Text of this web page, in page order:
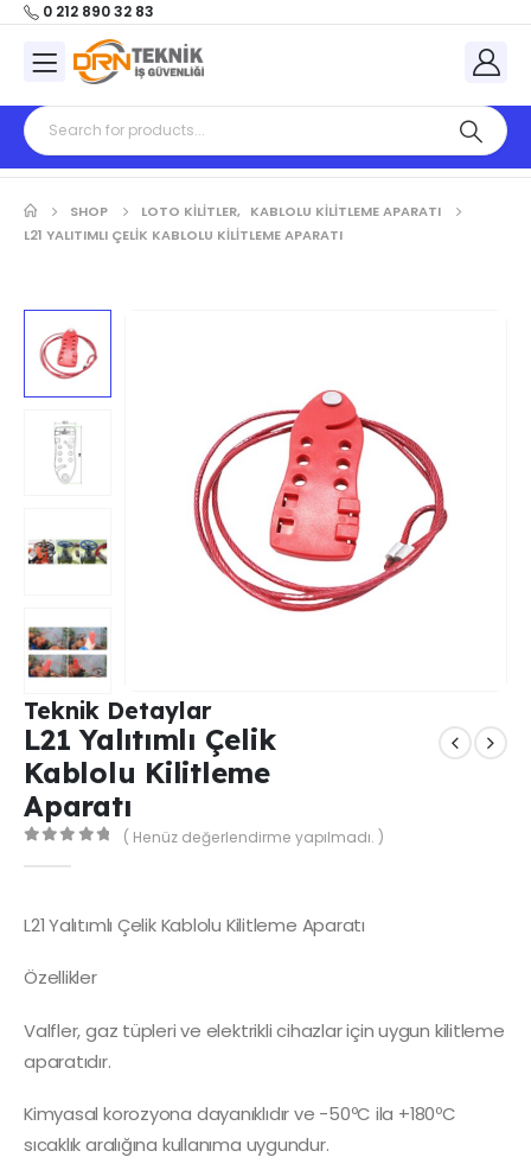
0 212 890 32 83
SHOP LOTO KİLİTLER, KABLOLU KILITLEME APARATI
L21 YALITIMLI ÇELIK KABLOLU KILITLEME APARATI
Teknik Detaylar
L21 Yalıtımlı Çelik
Kablolu Kilitleme
Aparatı
( Henüz değerlendirme yapılmadı. )
L21 Yalıtımlı Çelik Kablolu Kilitleme Aparatı
Özellikler
Valfler, gaz tüpleri ve elektrikli cihazlar için uygun kilitleme
aparatıdır.
Kimyasal korozyona dayanıklıdır ve -50ºC ila +180ºC
sıcaklık aralığına kullanıma uygundur.